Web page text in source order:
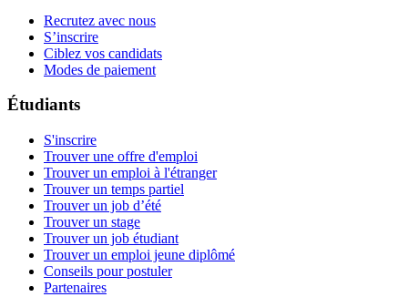
Recrutez avec nous
S’inscrire
Ciblez vos candidats
Modes de paiement
Étudiants
S'inscrire
Trouver une offre d'emploi
Trouver un emploi à l'étranger
Trouver un temps partiel
Trouver un job d’été
Trouver un stage
Trouver un job étudiant
Trouver un emploi jeune diplômé
Conseils pour postuler
Partenaires